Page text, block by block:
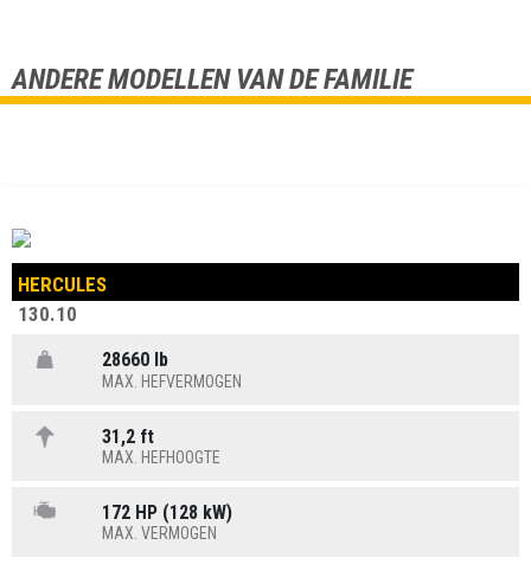
ANDERE MODELLEN VAN DE FAMILIE
HERCULES
130.10
28660 lb
MAX. HEFVERMOGEN
31,2 ft
MAX. HEFHOOGTE
172 HP (128 kW)
MAX. VERMOGEN